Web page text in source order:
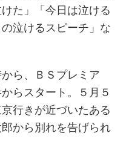
た」「今日は泣ける
泣けるスピーチ」な
ら、ＢＳプレミア
らスタート。５月５
行きが近づいたある
から別れを告げられ